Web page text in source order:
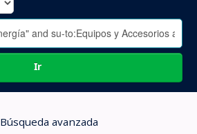
Ir
Búsqueda avanzada